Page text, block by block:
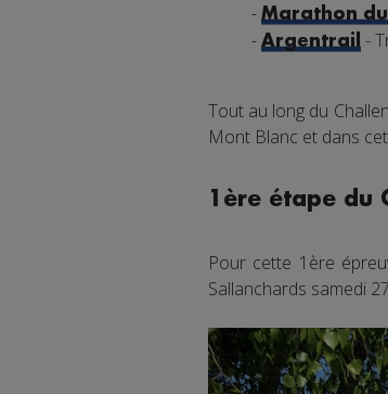
- Marathon
- Argentrail -
Tout au long du
Mont Blanc et dans
1ère étape du
Pour cette 1ère
Sallanchards samedi